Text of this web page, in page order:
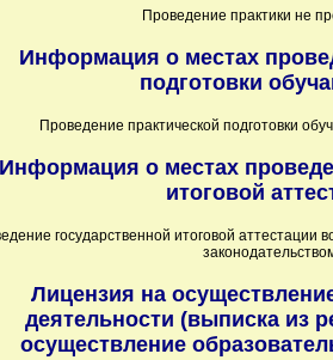
Проведение практики не
Информация о местах
подготовки
Проведение практической подготовки
Информация о местах
итоговой
государственной итоговой
Лицензия на
деятельности (выписка из
осуществление